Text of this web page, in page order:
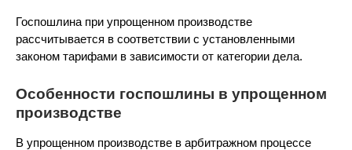
Госпошлина при упрощенном производстве
рассчитывается в соответствии с установленными
законом тарифами в зависимости от категории дела.
Особенности госпошлины в упрощенном
производстве
В упрощенном производстве в арбитражном процессе